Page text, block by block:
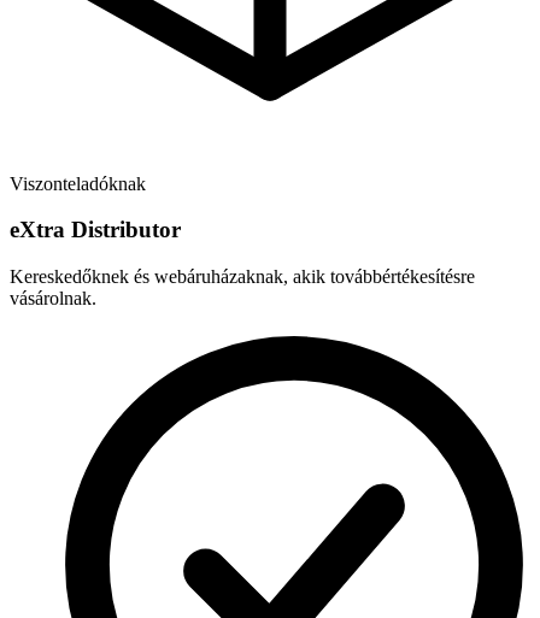
Viszonteladóknak
eXtra Distributor
Kereskedőknek és webáruházaknak, akik továbbértékesítésre
vásárolnak.